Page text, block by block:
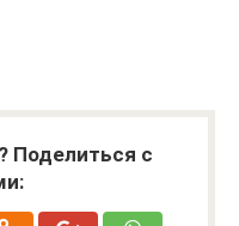
Поделиться с